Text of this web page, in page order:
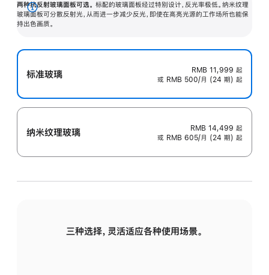
两种抗反射玻璃面板可选。 标配的玻璃面板经过特别设计，反光率极低。纳米纹理
玻璃面板可分散反射光，从而进一步减少反光，即使在高亮光源的工作场所也能保
持出色画质。
展
开
标准玻璃 RMB 11,999 起
或 RMB 500/月 (24 期) 起
纳米纹理玻璃 RMB 14,499 起
或 RMB 605/月 (24 期) 起
三种选择，灵活适应各种使用场景。